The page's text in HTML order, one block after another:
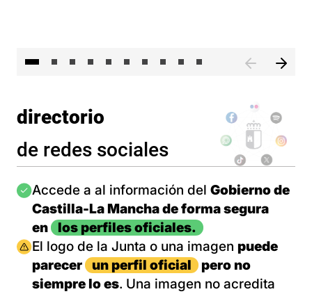
directorio
de redes sociales
Imagen
Accede a al información del Gobierno de
Castilla-La Mancha de forma segura
en
los perfiles oficiales.
Imagen
El logo de la Junta o una imagen puede
parecer
un perfil oficial
pero no
siempre lo es. Una imagen no acredita